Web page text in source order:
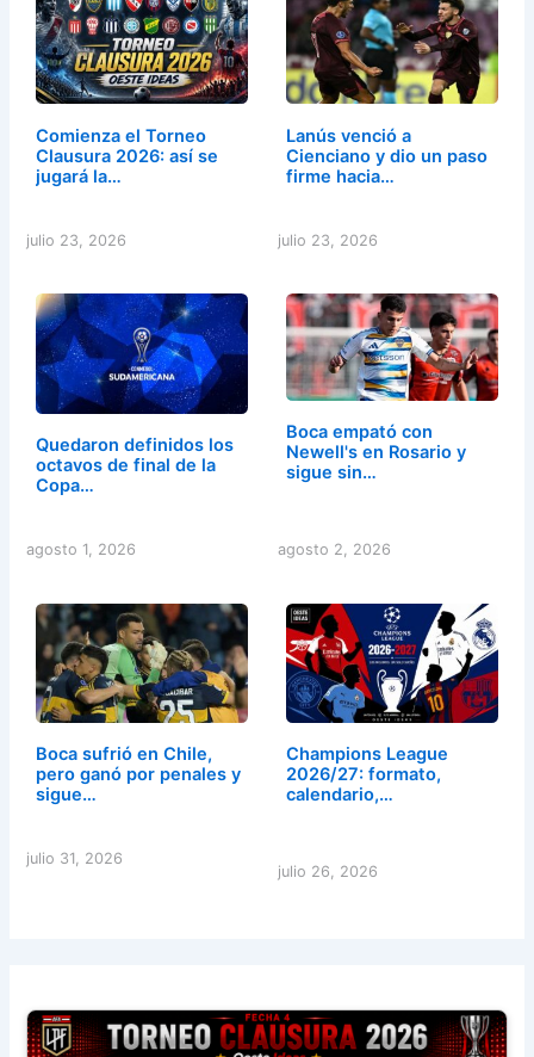
Comienza el Torneo
Clausura 2026: así se
jugará la…
julio 23, 2026
Lanús venció a
Cienciano y dio un paso
firme hacia…
julio 23, 2026
Quedaron definidos los
octavos de final de la
Copa…
agosto 1, 2026
Boca empató con
Newell's en Rosario y
sigue sin…
agosto 2, 2026
Boca sufrió en Chile,
pero ganó por penales y
sigue…
julio 31, 2026
Champions League
2026/27: formato,
calendario,…
julio 26, 2026